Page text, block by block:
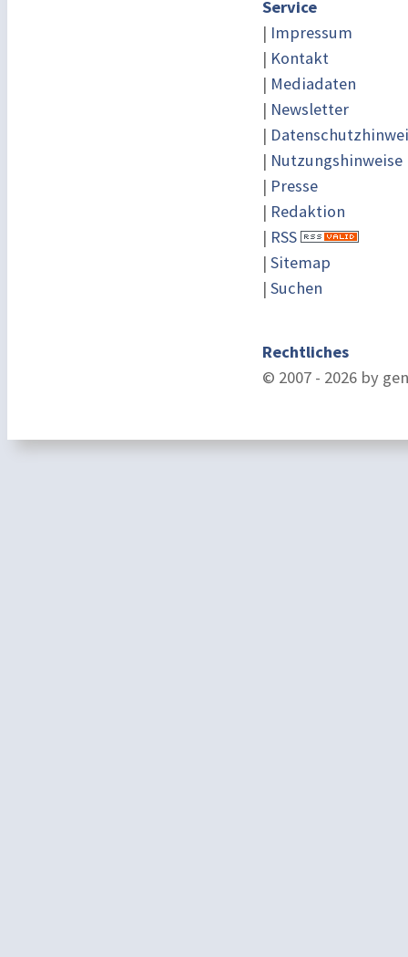
Service
| Impressum
| Kontakt
| Mediadaten
| Newsletter
|
| Nutzungshinweise
| Presse
| Redaktion
| RSS
| Sitemap
| Suchen
Rechtliches
© 2007 - 2026 by